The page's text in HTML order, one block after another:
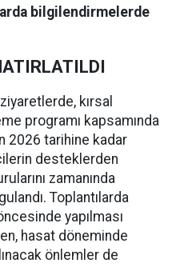
bilgilendirmelerde
kırsal
programı kapsamında
2026 tarihine kadar
desteklerden
zamanında
Toplantılarda
yapılması
hasat döneminde
önlemler de